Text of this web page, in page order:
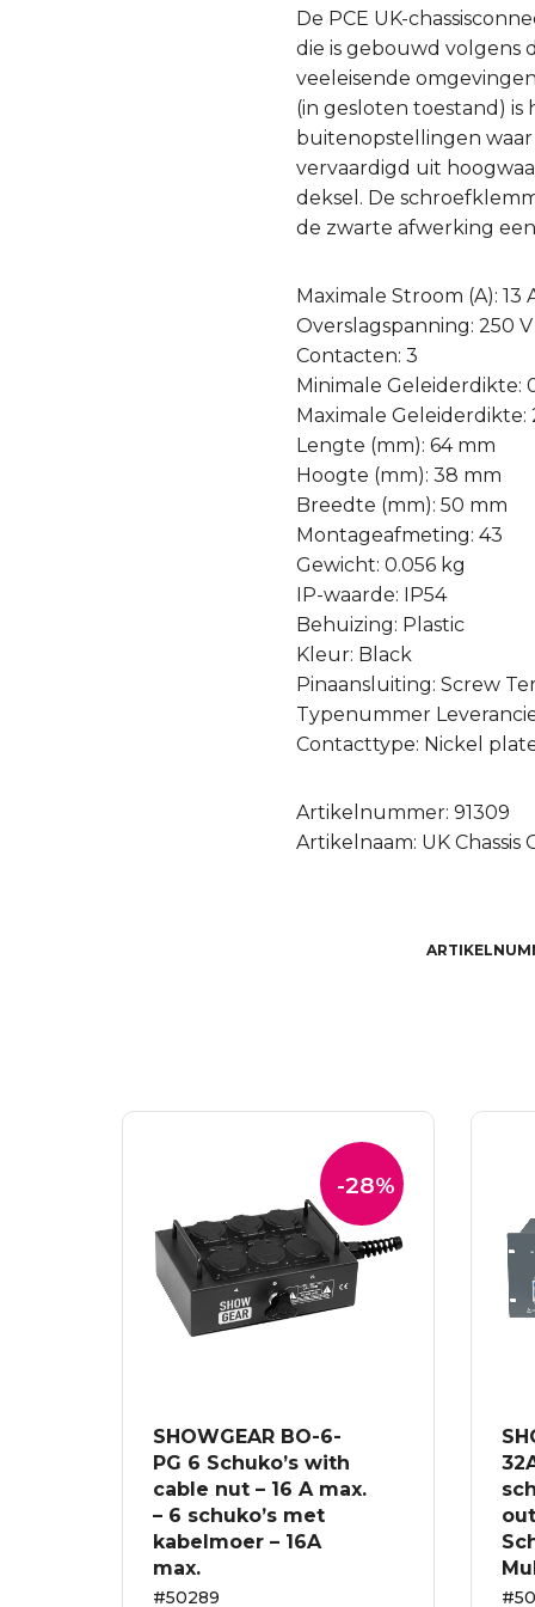
De PCE UK-
die is gebouwd volgens
veeleisende
(in gesloten toestand)
buitenopstellingen
vervaardigd uit
deksel. De
de zwarte afwerking
Maximale Stroom (A): 13
Overslagspanning: 250 V
Contacten: 3
Minimale Geleiderdikte:
Maximale Geleiderdikte:
Lengte (mm): 64 mm
Hoogte (mm): 38 mm
Breedte (mm): 50 mm
Montageafmeting: 43
Gewicht: 0.056 kg
IP-waarde: IP54
Behuizing: Plastic
Kleur: Black
Pinaansluiting: Screw
Typenummer
Contacttype: Nickel
Artikelnummer: 91309
Artikelnaam: UK
-28%
SHOWGEAR BO-6-
PG 6 Schuko’s with
cable nut – 16 A max.
– 6 schuko’s met
kabelmoer – 16A
max.
#50289